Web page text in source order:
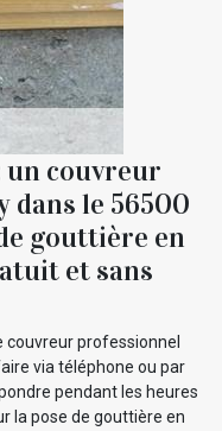
un couvreur
dans le 56500
gouttière en
et sans
couvreur professionnel
via téléphone ou par
pendant les heures
la pose de gouttière en